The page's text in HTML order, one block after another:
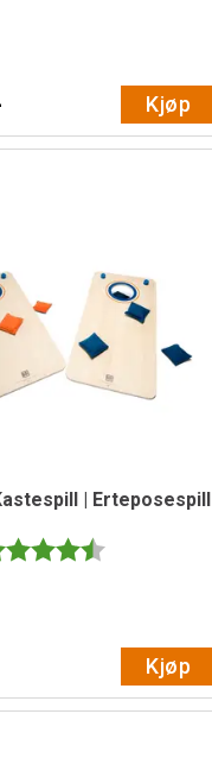
Kjøp
| Erteposespill
Kjøp